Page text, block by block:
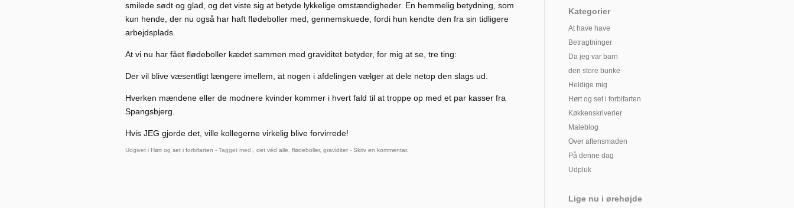
smilede sødt og glad, og det viste sig at betyde lykkelige omstændigheder. En hemmelig betydning, som
kun hende, der nu også har haft flødeboller med, gennemskuede, fordi hun kendte den fra sin tidligere
arbejdsplads.
At vi nu har fået flødeboller kædet sammen med graviditet betyder, for mig at se, tre ting:
Der vil blive væsentligt længere imellem, at nogen i afdelingen vælger at dele netop den slags ud.
Hverken mændene eller de modnere kvinder kommer i hvert fald til at troppe op med et par kasser fra
Spangsbjerg.
Hvis JEG gjorde det, ville kollegerne virkelig blive forvirrede!
Udgivet i Hørt og set i forbifarten - Tagget med , det véd alle flødeboller, graviditet - Skriv en kommentar.
Kategorier
At have have
Betragtninger
Da jeg var barn
den store bunke
Heldige mig
Hørt og set i forbifarten
Køkkenskriverier
Maleblog
Over aftensmaden
På denne dag
Udpluk
Lige nu i ørehøjde